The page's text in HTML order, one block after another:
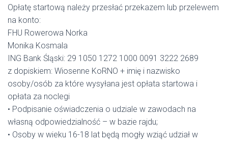
Opłatę startową należy przesłać przekazem lub przelewem
na konto:
FHU Rowerowa Norka
Monika Kosmala
ING Bank Śląski: 29 1050 1272 1000 0091 3222 2689
z dopiskiem: Wiosenne KoRNO + imię i nazwisko
osoby/osób za które wysyłana jest opłata startowa i
opłata za noclegi
• Podpisanie oświadczenia o udziale w zawodach na
własną odpowiedzialność – w bazie rajdu;
• Osoby w wieku 16-18 lat będą mogły wziąć udział w